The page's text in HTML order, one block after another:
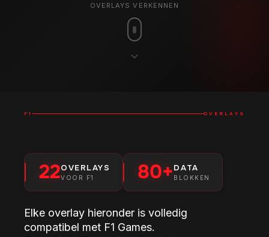
OVERLAYS VERKENNEN
F1 OVERLAYS
22OVERLAYS
VOOR F1 80+DATA
BLOKKEN
Elke overlay hieronder is volledig
compatibel met F1 Games.